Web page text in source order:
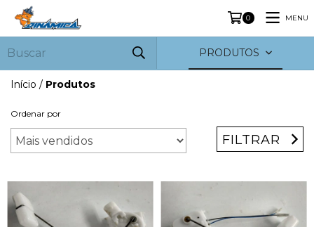
0 MENU
PRODUTOS
Início / Produtos
Ordenar por
FILTRAR